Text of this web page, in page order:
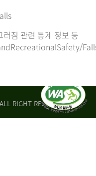
짐 관련 통계 정보 등
RIGHT RESERVED